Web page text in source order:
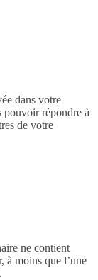
dans votre
pouvoir répondre à
de votre
ne contient
à moins que l’une